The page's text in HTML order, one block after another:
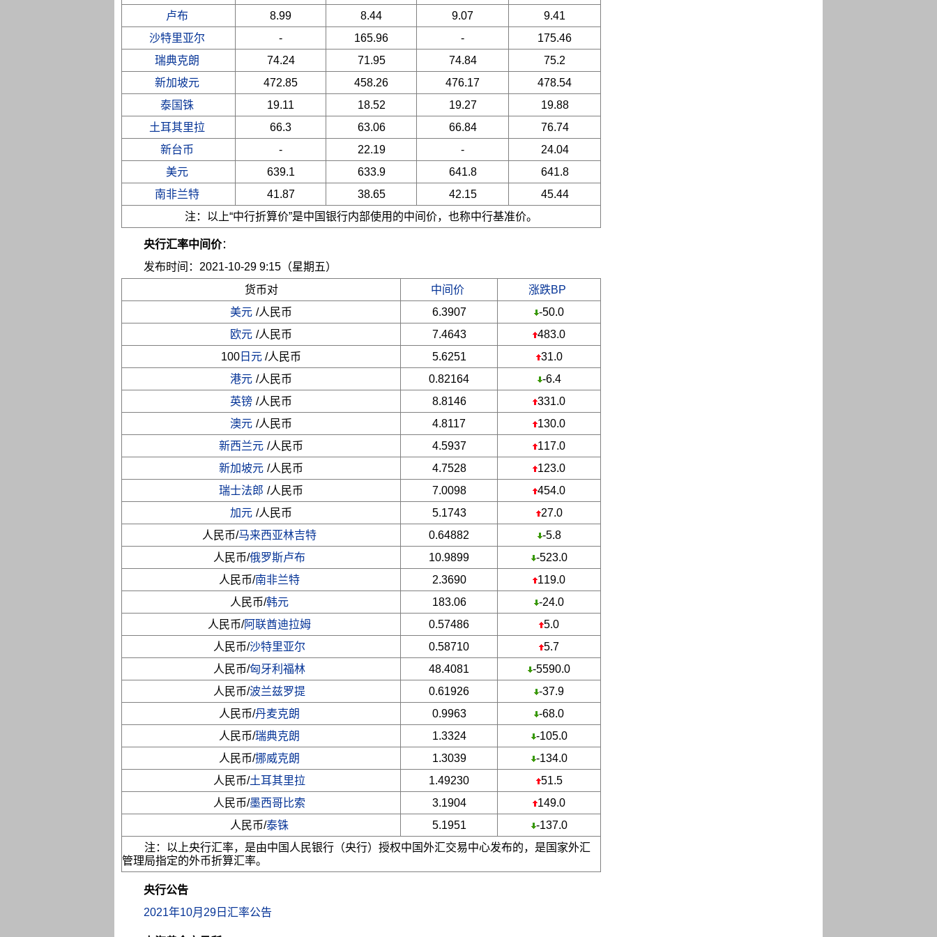
卢布
8.99 8.44 9.07
9.41
沙特里亚尔
- 165.96 -
175.46
瑞典克朗
74.24 71.95 74.84
75.2
新加坡元
472.85 458.26 476.17
478.54
泰国铢
19.11 18.52 19.27
19.88
土耳其里拉
66.3 63.06 66.84
76.74
新台币
- 22.19 -
24.04
美元
639.1 633.9 641.8
641.8
南非兰特
41.87 38.65 42.15
45.44
注：以上“中行折算价”是中国银行内部使用的中间价，也称中行基准价。
央行汇率中间价：
发布时间：2021-10-29 9:15（星期五）
货币对
中间价
涨跌BP
美元 /人民币 6.3907
-50.0
欧元 /人民币 7.4643
483.0
100日元 /人民币 5.6251
31.0
港元 /人民币 0.82164
-6.4
英镑 /人民币 8.8146
331.0
澳元 /人民币 4.8117
130.0
新西兰元 /人民币 4.5937
117.0
新加坡元 /人民币 4.7528
123.0
瑞士法郎 /人民币 7.0098
454.0
加元 /人民币 5.1743
27.0
人民币/马来西亚林吉特 0.64882
-5.8
人民币/俄罗斯卢布 10.9899
-523.0
人民币/南非兰特 2.3690
119.0
人民币/韩元 183.06
-24.0
人民币/阿联酋迪拉姆 0.57486
5.0
人民币/沙特里亚尔 0.58710
5.7
人民币/匈牙利福林 48.4081
-5590.0
人民币/波兰兹罗提 0.61926
-37.9
人民币/丹麦克朗 0.9963
-68.0
人民币/瑞典克朗 1.3324
-105.0
人民币/挪威克朗 1.3039
-134.0
人民币/土耳其里拉 1.49230
51.5
人民币/墨西哥比索 3.1904
149.0
人民币/泰铢 5.1951
-137.0
注：以上央行汇率，是由中国人民银行（央行）授权中国外汇交易中心发布的，是国家外汇
管理局指定的外币折算汇率。
央行公告
2021年10月29日汇率公告